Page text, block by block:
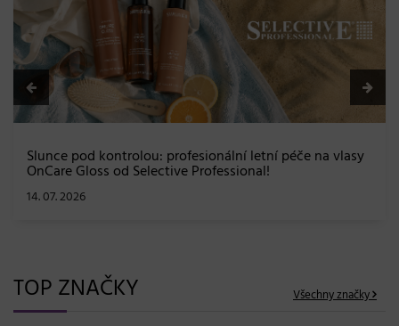
08. 06. 2026
TOP ZNAČKY Všechny značky